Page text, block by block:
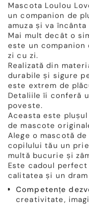
Mascota Loulou
un companion de
amuza și va
Mai mult decât o
este un companion
zi cu zi.
Realizată din
durabile și sigure
este extrem de
Detaliile îi conferă
poveste.
Aceasta este
de mascote
Alege o mascotă
copilului tău un
multă bucurie și
Este cadoul
calitatea și un
Competențe
creativitate,